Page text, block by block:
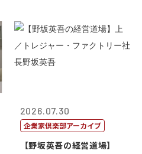
2026.07.30
企業家倶楽部アーカイブ
【野坂英吾の経営道場】